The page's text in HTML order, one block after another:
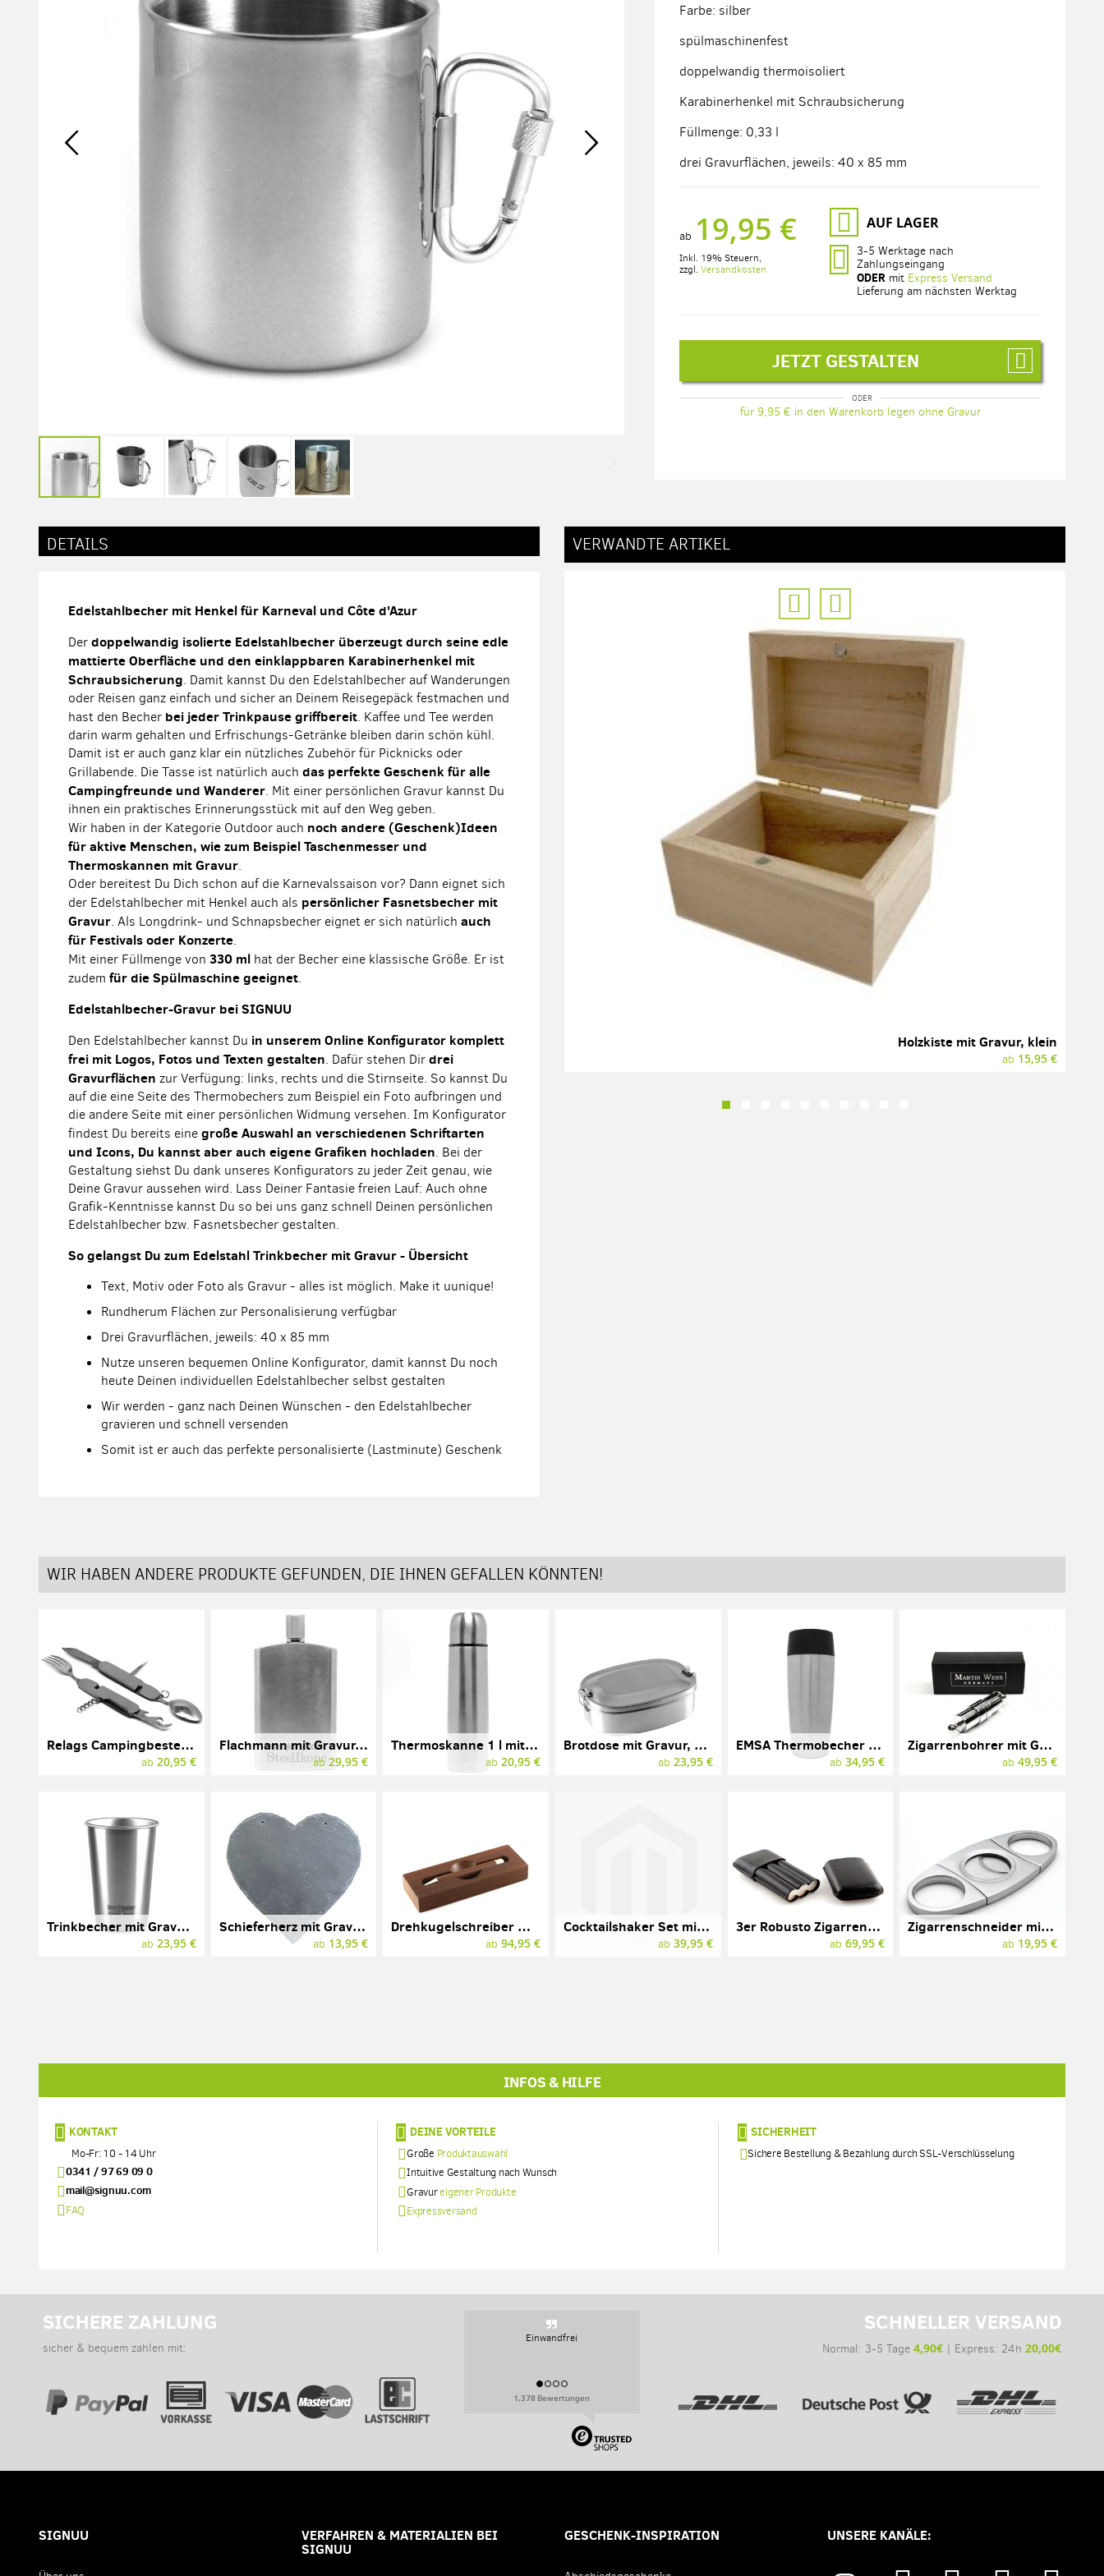
Farbe: silber
spülmaschinenfest
doppelwandig thermoisoliert
Karabinerhenkel mit Schraubsicherung
Füllmenge: 0,33 l
drei Gravurflächen, jeweils: 40 x 85 mm
ab 19,95 €
Inkl. 19% Steuern,
zzgl. Versandkosten
AUF LAGER
3-5 Werktage nach
Zahlungseingang
ODER mit Express Versand
Lieferung am nächsten Werktag
JETZT GESTALTEN
für 9,95 € in den Warenkorb legen ohne Gravur
Anfang
der
Bildergalerie
DETAILS
Edelstahlbecher mit Henkel für Karneval und Côte d'Azur
Derdoppelwandig isolierte Edelstahlbecher überzeugt durch seine edle
mattierte Oberfläche und den einklappbaren Karabinerhenkel mit
Schraubsicherung. Damit kannst Du den Edelstahlbecher auf Wanderungen
oder Reisen ganz einfach und sicher an Deinem Reisegepäck festmachen und
hast den Becher bei jeder Trinkpause griffbereit. Kaffee und Tee werden
darin warm gehalten und Erfrischungs-Getränke bleiben darin schön kühl.
Damit ist er auch ganz klar ein nützliches Zubehör für Picknicks oder
Grillabende. Die Tasse ist natürlich auch das perfekte Geschenk für alle
Campingfreunde und Wanderer. Mit einer persönlichen Gravur kannst Du
ihnen ein praktisches Erinnerungsstück mit auf den Weg geben.
Wir haben in der Kategorie Outdoor auch noch andere (Geschenk)Ideen
für aktive Menschen, wie zum Beispiel Taschenmesser und
Thermoskannen mit Gravur.
Oder bereitest Du Dich schon auf die Karnevalssaison vor? Dann eignet sich
der Edelstahlbecher mit Henkel auch als persönlicher Fasnetsbecher mit
Gravur. Als Longdrink- und Schnapsbecher eignet er sich natürlich auch
für Festivals oder Konzerte.
Mit einer Füllmenge von 330 ml hat der Becher eine klassische Größe. Er ist
zudem für die Spülmaschine geeignet.
Edelstahlbecher-Gravur bei SIGNUU
Den Edelstahlbecher kannst Du in unserem Online Konfigurator komplett
frei mit Logos, Fotos und Texten gestalten. Dafür stehen Dirdrei
Gravurflächen zur Verfügung: links, rechts und die Stirnseite. So kannst Du
auf die eine Seite des Thermobechers zum Beispiel ein Foto aufbringen und
die andere Seite mit einer persönlichen Widmung versehen. Im Konfigurator
findest Du bereits einegroße Auswahl an verschiedenen Schriftarten
und Icons, Du kannst aber auch eigene Grafiken hochladen. Bei der
Gestaltung siehst Du dank unseres Konfigurators zu jeder Zeit genau, wie
Deine Gravur aussehen wird. Lass Deiner Fantasie freien Lauf: Auch ohne
Grafik-Kenntnisse kannst Du so bei uns ganz schnell Deinen persönlichen
Edelstahlbecher bzw. Fasnetsbecher gestalten.
So gelangst Du zum Edelstahl Trinkbecher mit Gravur - Übersicht
Text, Motiv oder Foto als Gravur - alles ist möglich. Make it uunique!
Rundherum Flächen zur Personalisierung verfügbar
Drei Gravurflächen, jeweils: 40 x 85 mm
Nutze unseren bequemen Online Konfigurator, damit kannst Du noch
heute Deinen individuellen Edelstahlbecher selbst gestalten
Wir werden - ganz nach Deinen Wünschen - den Edelstahlbecher
gravieren und schnell versenden
Somit ist er auch das perfekte personalisierte (Lastminute) Geschenk
VERWANDTE ARTIKEL
Holzkiste mit Gravur, klein
ab 15,95 €
WIR HABEN ANDERE PRODUKTE GEFUNDEN, DIE IHNEN GEFALLEN KÖNNTEN!
Relags Campingbesteck mit Gravur, Edelstahl
ab 20,95 €
Flachmann mit Gravur, Edelstahl, Relags, Modell Brush
ab 29,95 €
Thermoskanne 1 l mit Gravur, Edelstahl
ab 20,95 €
Brotdose mit Gravur, Edelstahl, 0,75 l
ab 23,95 €
EMSA Thermobecher mit Gravur, Edelstahl, 0,36l
ab 34,95 €
Zigarrenbohrer mit Gravur, Martin Wess
ab 49,95 €
Trinkbecher mit Gravur, Edelstahl, Pint Cup, KLEAN KANTEEN
ab 23,95 €
Schieferherz mit Gravur und Löchern
ab 13,95 €
Drehkugelschreiber mit Gravur, E+M, Wood-in-Wood, Kirsche geräuchert
ab 94,95 €
Cocktailshaker Set mit Gravur, Edelstahl
ab 39,95 €
3er Robusto Zigarrenetui mit Gravur, MARTIN WESS, Leder
ab 69,95 €
Zigarrenschneider mit Gravur
ab 19,95 €
INFOS & HILFE
KONTAKT
Mo-Fr: 10 - 14 Uhr
0341 / 97 69 09 0
mail@signuu.com
FAQ
DEINE VORTEILE
Große Produktauswahl
Intuitive Gestaltung nach Wunsch
Gravureigener Produkte
Expressversand
SICHERHEIT
Sichere Bestellung & Bezahlung durch SSL-Verschlüsselung
SICHERE ZAHLUNG
sicher & bequem zahlen mit:
Sehr persoenlich, sehr flexibel.
1,378 Bewertungen
SCHNELLER VERSAND
Normal: 3-5 Tage 4,90€| Express: 24h 20,00€
SIGNUU VERFAHREN & MATERIALIEN BEI
SIGNUU
GESCHENK-INSPIRATION UNSERE KANÄLE: